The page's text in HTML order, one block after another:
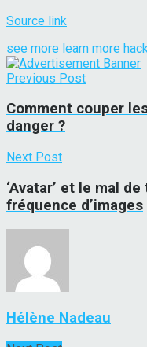
Source link
see more learn more
Previous Post
Comment couper
danger ?
Next Post
‘Avatar’ et le mal
fréquence d’images
Hélène Nadeau